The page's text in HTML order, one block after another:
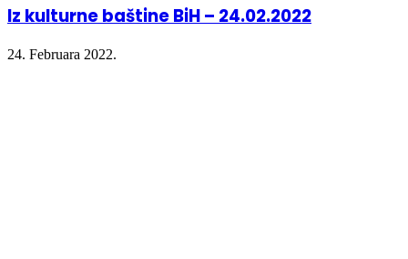
Iz kulturne baštine BiH – 24.02.2022
24. Februara 2022.